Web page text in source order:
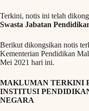
Terkini, notis ini telah
Swasta Jabatan
Berikut dikongsikan notis
Kementerian Pendidikan
Mei 2021 hari ini.
MAKLUMAN TERKINI
INSTITUSI
NEGARA